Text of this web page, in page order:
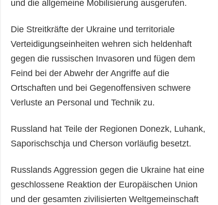
und die allgemeine Mobilisierung ausgerufen.
Die Streitkräfte der Ukraine und territoriale
Verteidigungseinheiten wehren sich heldenhaft
gegen die russischen Invasoren und fügen dem
Feind bei der Abwehr der Angriffe auf die
Ortschaften und bei Gegenoffensiven schwere
Verluste an Personal und Technik zu.
Russland hat Teile der Regionen Donezk, Luhank,
Saporischschja und Cherson vorläufig besetzt.
Russlands Aggression gegen die Ukraine hat eine
geschlossene Reaktion der Europäischen Union
und der gesamten zivilisierten Weltgemeinschaft